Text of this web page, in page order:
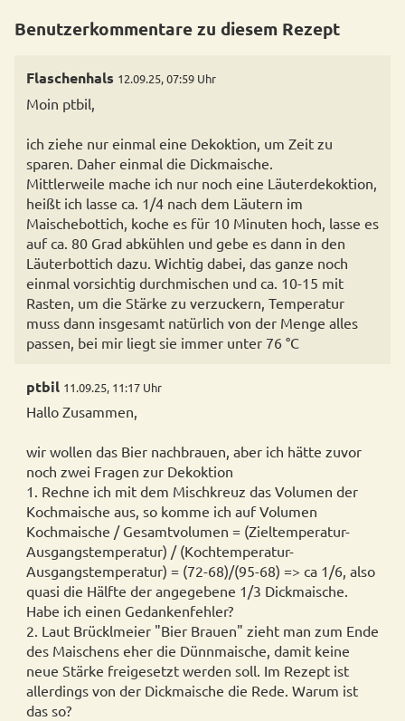
Benutzerkommentare zu diesem Rezept
Flaschenhals 12.09.25, 07:59 Uhr
Moin ptbil,
ich ziehe nur einmal eine Dekoktion, um Zeit zu
sparen. Daher einmal die Dickmaische.
Mittlerweile mache ich nur noch eine Läuterdekoktion,
heißt ich lasse ca. 1/4 nach dem Läutern im
Maischebottich, koche es für 10 Minuten hoch, lasse es
auf ca. 80 Grad abkühlen und gebe es dann in den
Läuterbottich dazu. Wichtig dabei, das ganze noch
einmal vorsichtig durchmischen und ca. 10-15 mit
Rasten, um die Stärke zu verzuckern, Temperatur
muss dann insgesamt natürlich von der Menge alles
passen, bei mir liegt sie immer unter 76 °C
ptbil 11.09.25, 11:17 Uhr
Hallo Zusammen,
wir wollen das Bier nachbrauen, aber ich hätte zuvor
noch zwei Fragen zur Dekoktion
1. Rechne ich mit dem Mischkreuz das Volumen der
Kochmaische aus, so komme ich auf Volumen
Kochmaische / Gesamtvolumen = (Zieltemperatur-
Ausgangstemperatur) / (Kochtemperatur-
Ausgangstemperatur) = (72-68)/(95-68) => ca 1/6, also
quasi die Hälfte der angegebene 1/3 Dickmaische.
Habe ich einen Gedankenfehler?
2. Laut Brücklmeier "Bier Brauen" zieht man zum Ende
des Maischens eher die Dünnmaische, damit keine
neue Stärke freigesetzt werden soll. Im Rezept ist
allerdings von der Dickmaische die Rede. Warum ist
das so?